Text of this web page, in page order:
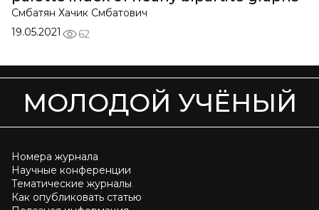
Смбатян Хачик Смбатович
19.05.2021
62
МОЛОДОЙ УЧЁНЫЙ
Номера журнала
Научные конференции
Тематические журналы
Как опубликовать статью